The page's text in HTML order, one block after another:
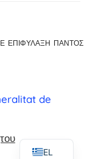
παντός
de
EL